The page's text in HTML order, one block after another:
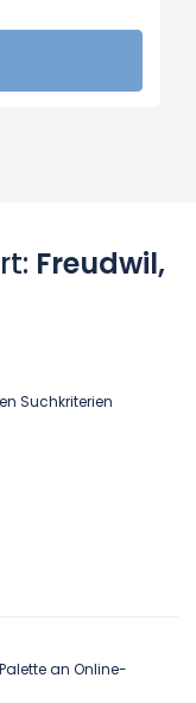
Freudwil,
Suchkriterien
an Online-